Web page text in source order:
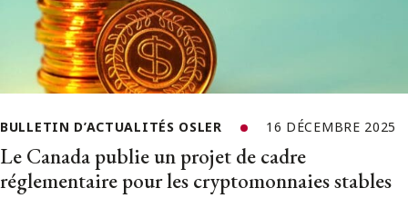
BULLETIN D’ACTUALITÉS OSLER 16 DÉCEMBRE 2025
Le Canada publie un projet de cadre
réglementaire pour les cryptomonnaies stables